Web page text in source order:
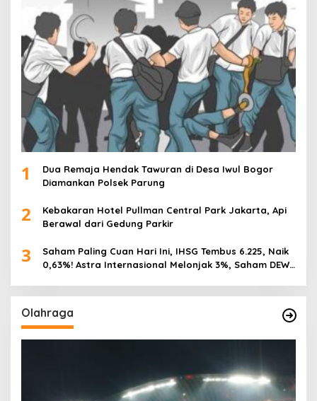
1
Dua Remaja Hendak Tawuran di Desa Iwul Bogor
Diamankan Polsek Parung
2
Kebakaran Hotel Pullman Central Park Jakarta, Api
Berawal dari Gedung Parkir
3
Saham Paling Cuan Hari Ini, IHSG Tembus 6.225, Naik
0,63%! Astra Internasional Melonjak 3%, Saham DEWA
Olahraga